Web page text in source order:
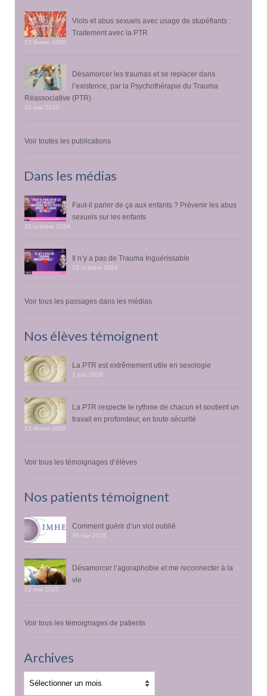
Viols et abus sexuels avec usage de stupéfiants :
Traitement avec la PTR
23 février 2026
Désamorcer les traumas et se replacer dans
l’existence, par la Psychothérapie du Trauma
Réassociative (PTR)
20 mai 2025
Voir toutes les publications
Dans les médias
Faut-il parler de ça aux enfants ? Prévenir les abus
sexuels sur les enfants
31 octobre 2024
Il n’y a pas de Trauma Inguérissable
23 octobre 2024
Voir tous les passages dans les médias
Nos élèves témoignent
La PTR est extrêmement utile en sexologie
2 juin 2026
La PTR respecte le rythme de chacun et soutient un
travail en profondeur, en toute sécurité
13 février 2026
Voir tous les témoignages d’élèves
Nos patients témoignent
Comment guérir d’un viol oublié
30 mai 2025
Désamorcer l’agoraphobie et me reconnecter à la
vie
22 mai 2025
Voir tous les témoignages de patients
Archives